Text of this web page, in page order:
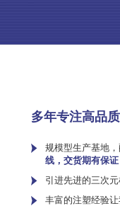
多年专注高品
规模型生产基地
线，交货期有保证
引进先进的三次
丰富的注塑经验